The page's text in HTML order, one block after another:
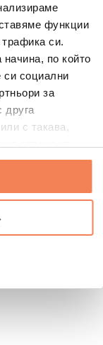
функции
си.
по който
си социални
за
друга
с такава,